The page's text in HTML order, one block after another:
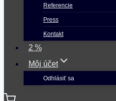
Referencie
Press
Kontakt
2 %
Môj účet
Odhlásiť sa